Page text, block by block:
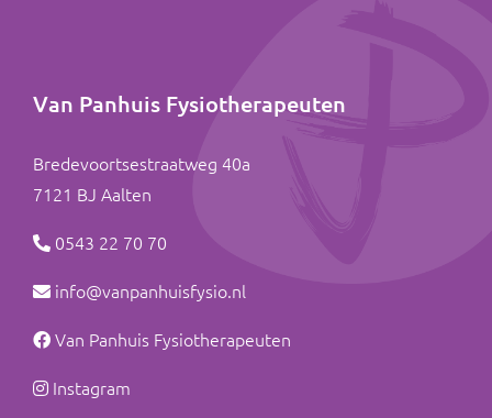
Van Panhuis Fysiotherapeuten
Bredevoortsestraatweg 40a
7121 BJ Aalten
0543 22 70 70
info@vanpanhuisfysio.nl
Van Panhuis Fysiotherapeuten
Instagram